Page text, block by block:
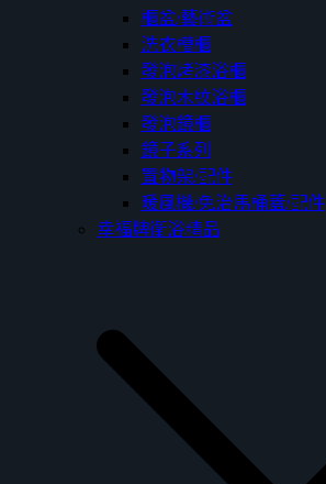
櫃盆/藝術盆
洗衣槽櫃
發泡烤漆浴櫃
發泡木紋浴櫃
發泡鏡櫃
鏡子系列
置物架/配件
暖風機/免治馬桶蓋/配件
幸福牌衛浴精品